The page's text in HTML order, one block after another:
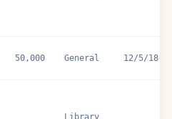
50,000 General 12/5/18
Library